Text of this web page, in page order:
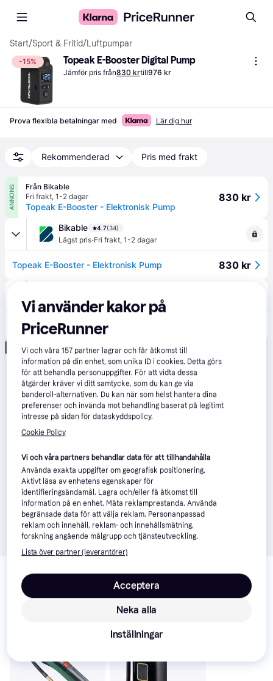
Start/Sport & Fritid/Luftpumpar
-15% Topeak E-Booster Digital Pump
Jämför pris från830 krtill976 kr
Prova flexibla betalningar med Lär dig hur
Rekommenderad Pris med frakt
ANNONS
Från Bikable
Fri frakt, 1-2 dagar
Topeak E-Booster - Elektronisk Pump
830 kr
Bikable 4.7(34)
Lägst pris·Fri frakt, 1-2 dagar
Topeak E-Booster - Elektronisk Pump 830 kr
75 kr frakt, 14 dagar
Topeak E-Booster Digital - Cykelpump Unik storlek
Annons
Vi har plockat fram ett urval av produkter som kanske skulle
intressera dig. Visa alla
Vi använder kakor på
PriceRunner
Vi och våra157 partner lagrar och får åtkomst till
information på din enhet, som unika ID i cookies. Detta görs
för att behandla personuppgifter. För att vidta dessa
åtgärder kräver vi ditt samtycke, som du kan ge via
banderoll-alternativen. Du kan när som helst hantera dina
preferenser och invända mot behandling baserat på legitimt
intresse på sidan för dataskyddspolicy.
Cookie Policy
Vi och våra partners behandlar data för att tillhandahålla
Använda exakta uppgifter om geografisk positionering.
Aktivt läsa av enhetens egenskaper för
identifieringsändamål. Lagra och/eller få åtkomst till
information på en enhet. Mäta reklamprestanda. Använda
begränsade data för att välja reklam. Personanpassad
reklam och innehåll, reklam- och innehållsmätning,
forskning angående målgrupp och tjänsteutveckling.
Lista över partner (leverantörer)
Neka alla
Acceptera
Inställningar